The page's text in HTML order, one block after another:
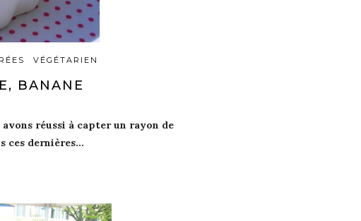
VÉGÉTARIEN
BANANE
avons réussi à capter un rayon de
ces dernières…